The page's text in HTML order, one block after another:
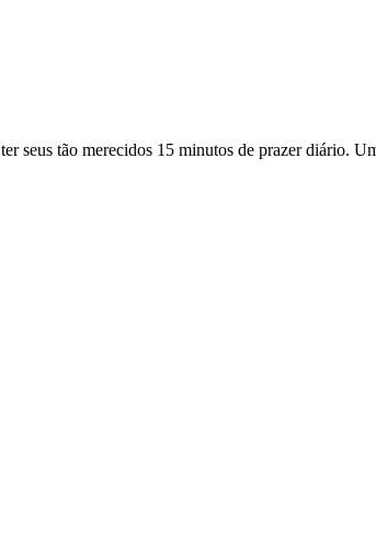
tão merecidos 15 minutos de prazer diário.